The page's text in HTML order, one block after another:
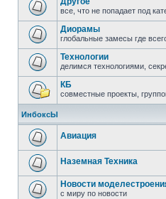
все, что не попадает под
Диорамы
глобальные замесы где
Технологии
делимся технологиями,
КБ
совместные проекты,
ИнбоксЫ
Авиация
Наземная Техника
Новости
с миру по новости